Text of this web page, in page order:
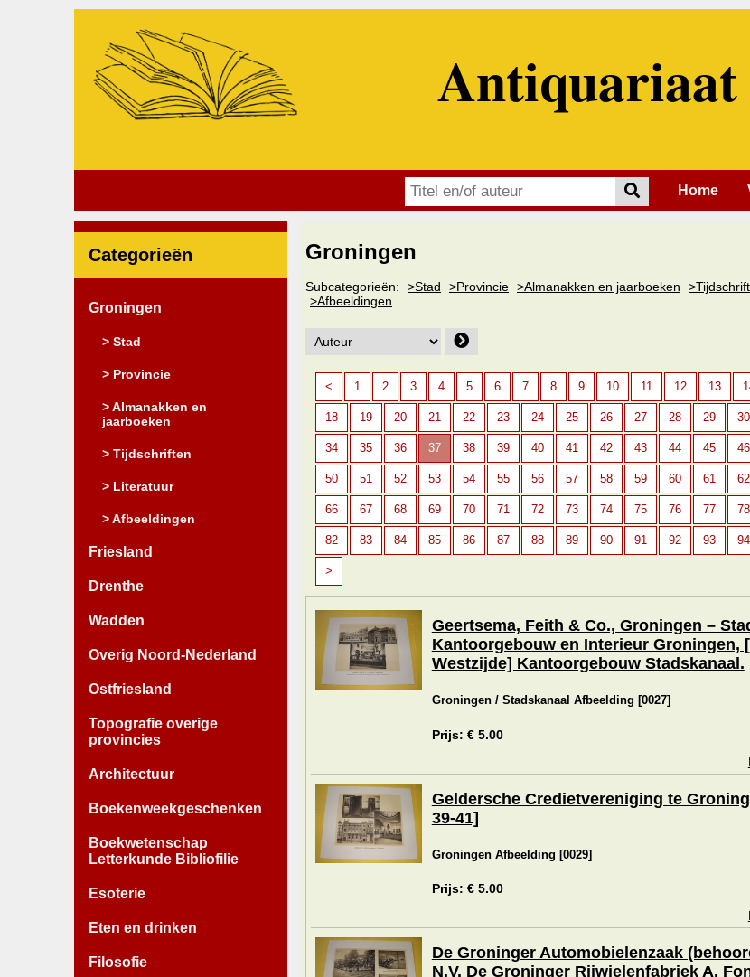
Home
Categorieën
Groningen
> Stad
> Provincie
> Almanakken en
jaarboeken
> Tijdschriften
> Literatuur
> Afbeeldingen
Friesland
Drenthe
Wadden
Overig Noord-Nederland
Ostfriesland
Topografie overige
provincies
Architectuur
Boekenweekgeschenken
Boekwetenschap
Letterkunde Bibliofilie
Esoterie
Eten en drinken
Filosofie
Groningen
Subcategorieën: >Stad >Provincie >Almanakken en jaarboeken
>Afbeeldingen
< 1 2 3 4 5 6 7 8 9 10 11 12 13
18 19 20 21 22 23 24 25 26 27 28 29 30
34 35 36 37 38 39 40 41 42 43 44 45 46
50 51 52 53 54 55 56 57 58 59 60 61 62
66 67 68 69 70 71 72 73 74 75 76 77 78
82 83 84 85 86 87 88 89 90 91 92 93 94
>
Geertsema, Feith & Co., Groningen –
Kantoorgebouw en Interieur Groningen,
Westzijde] Kantoorgebouw Stadskanaal.
Groningen / Stadskanaal Afbeelding [0027]
Prijs: € 5.00
Geldersche Credietvereniging te
39-41]
Groningen Afbeelding [0029]
Prijs: € 5.00
De Groninger Automobielenzaak
N.V. De Groninger Rijwielenfabriek A.